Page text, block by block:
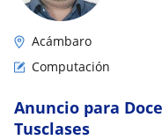
Acámbaro
Computación
Anuncio para
Tusclases